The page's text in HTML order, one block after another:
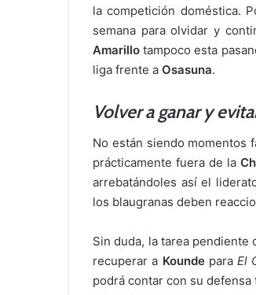
la competición doméstica.
semana para olvidar y
Amarillo tampoco esta
liga frente a Osasuna.
Volver a ganar y
No están siendo momentos
prácticamente fuera de la
arrebatándoles así el
los blaugranas deben
Sin duda, la tarea pendiente
recuperar a KoundeparaEl
podrá contar con su